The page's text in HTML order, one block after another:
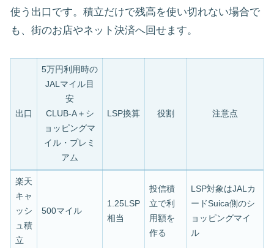
使う出口です。積立だけで残高を使い切れない場合で
も、街のお店やネット決済へ回せます。
出口
5万円利用時の
JALマイル目
安
CLUB-A＋シ
ョッピングマ
イル・プレミ
アム
LSP換算 役割 注意点
楽天
キャ
ッシ
ュ積
立
500マイル
1.25LSP
相当
投信積
立で利
用額を
作る
LSP対象はJALカ
ードSuica側のシ
ョッピングマイ
ル